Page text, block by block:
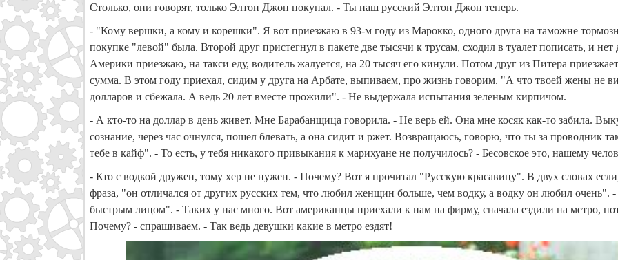
Столько, они говорят, только Элтон Джон покупал. - Ты наш русский Элтон Джон теперь.
- "Кому вершки, а кому и корешки". Я вот приезжаю в 93-м году из Марокко, одного друга на таможне
покупке "левой" была. Второй друг пристегнул в пакете две тысячи к трусам, сходил в туалет пописать, и
Америки приезжаю, на такси еду, водитель жалуется, на 20 тысяч его кинули. Потом друг из Питера
сумма. В этом году приехал, сидим у друга на Арбате, выпиваем, про жизнь говорим. "А что твоей жены не
долларов и сбежала. А ведь 20 лет вместе прожили". - Не выдержала испытания зеленым кирпичом.
- А кто-то на доллар в день живет. Мне Барабанщица говорила. - Не верь ей. Она мне косяк как-то забила.
сознание, через час очнулся, пошел блевать, а она сидит и ржет. Возвращаюсь, говорю, что ты за проводник
тебе в кайф". - То есть, у тебя никакого привыкания к марихуане не получилось? - Бесовское это, нашему
- Кто с водкой дружен, тому хер не нужен. - Почему? Вот я прочитал "Русскую красавицу". В двух словах
фраза, "он отличался от других русских тем, что любил женщин больше, чем водку, а водку он любил
быстрым лицом". - Таких у нас много. Вот американцы приехали к нам на фирму, сначала ездили на метро,
Почему? - спрашиваем. - Так ведь девушки какие в метро ездят!